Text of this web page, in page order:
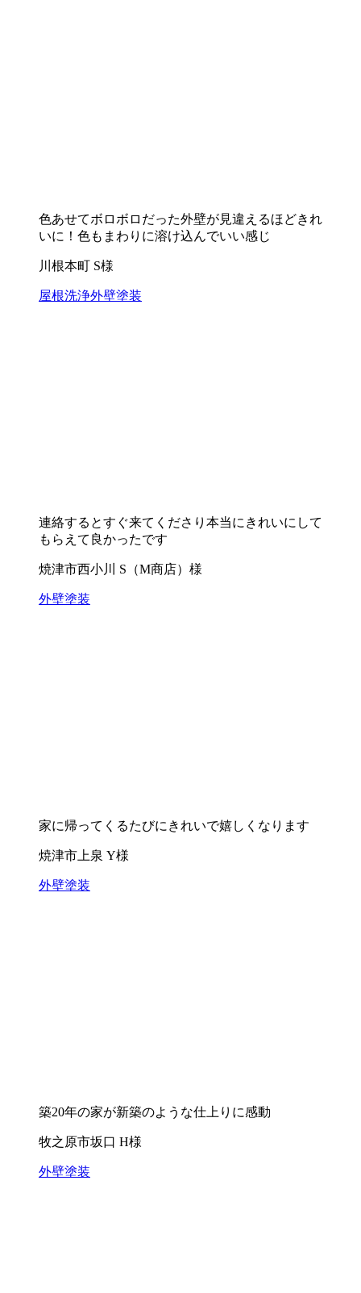
色あせてボロボロだった外壁が見違えるほどきれ
いに！色もまわりに溶け込んでいい感じ
川根本町 S様
屋根洗浄外壁塗装
連絡するとすぐ来てくださり本当にきれいにして
もらえて良かったです
焼津市西小川 S（M商店）様
外壁塗装
家に帰ってくるたびにきれいで嬉しくなります
焼津市上泉 Y様
外壁塗装
築20年の家が新築のような仕上りに感動
牧之原市坂口 H様
外壁塗装